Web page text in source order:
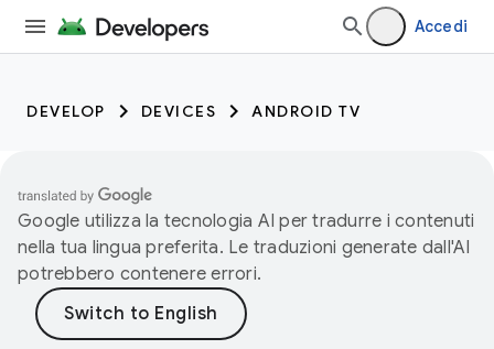
Accedi
DEVELOP DEVICES ANDROID TV
Google utilizza la tecnologia AI per tradurre i contenuti
nella tua lingua preferita. Le traduzioni generate dall'AI
potrebbero contenere errori.